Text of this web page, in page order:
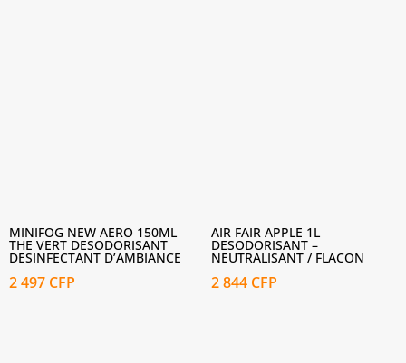
MINIFOG NEW AERO 150ML
THE VERT DESODORISANT
DESINFECTANT D’AMBIANCE
2 497 CFP
AIR FAIR APPLE 1L
DESODORISANT –
NEUTRALISANT / FLACON
2 844 CFP